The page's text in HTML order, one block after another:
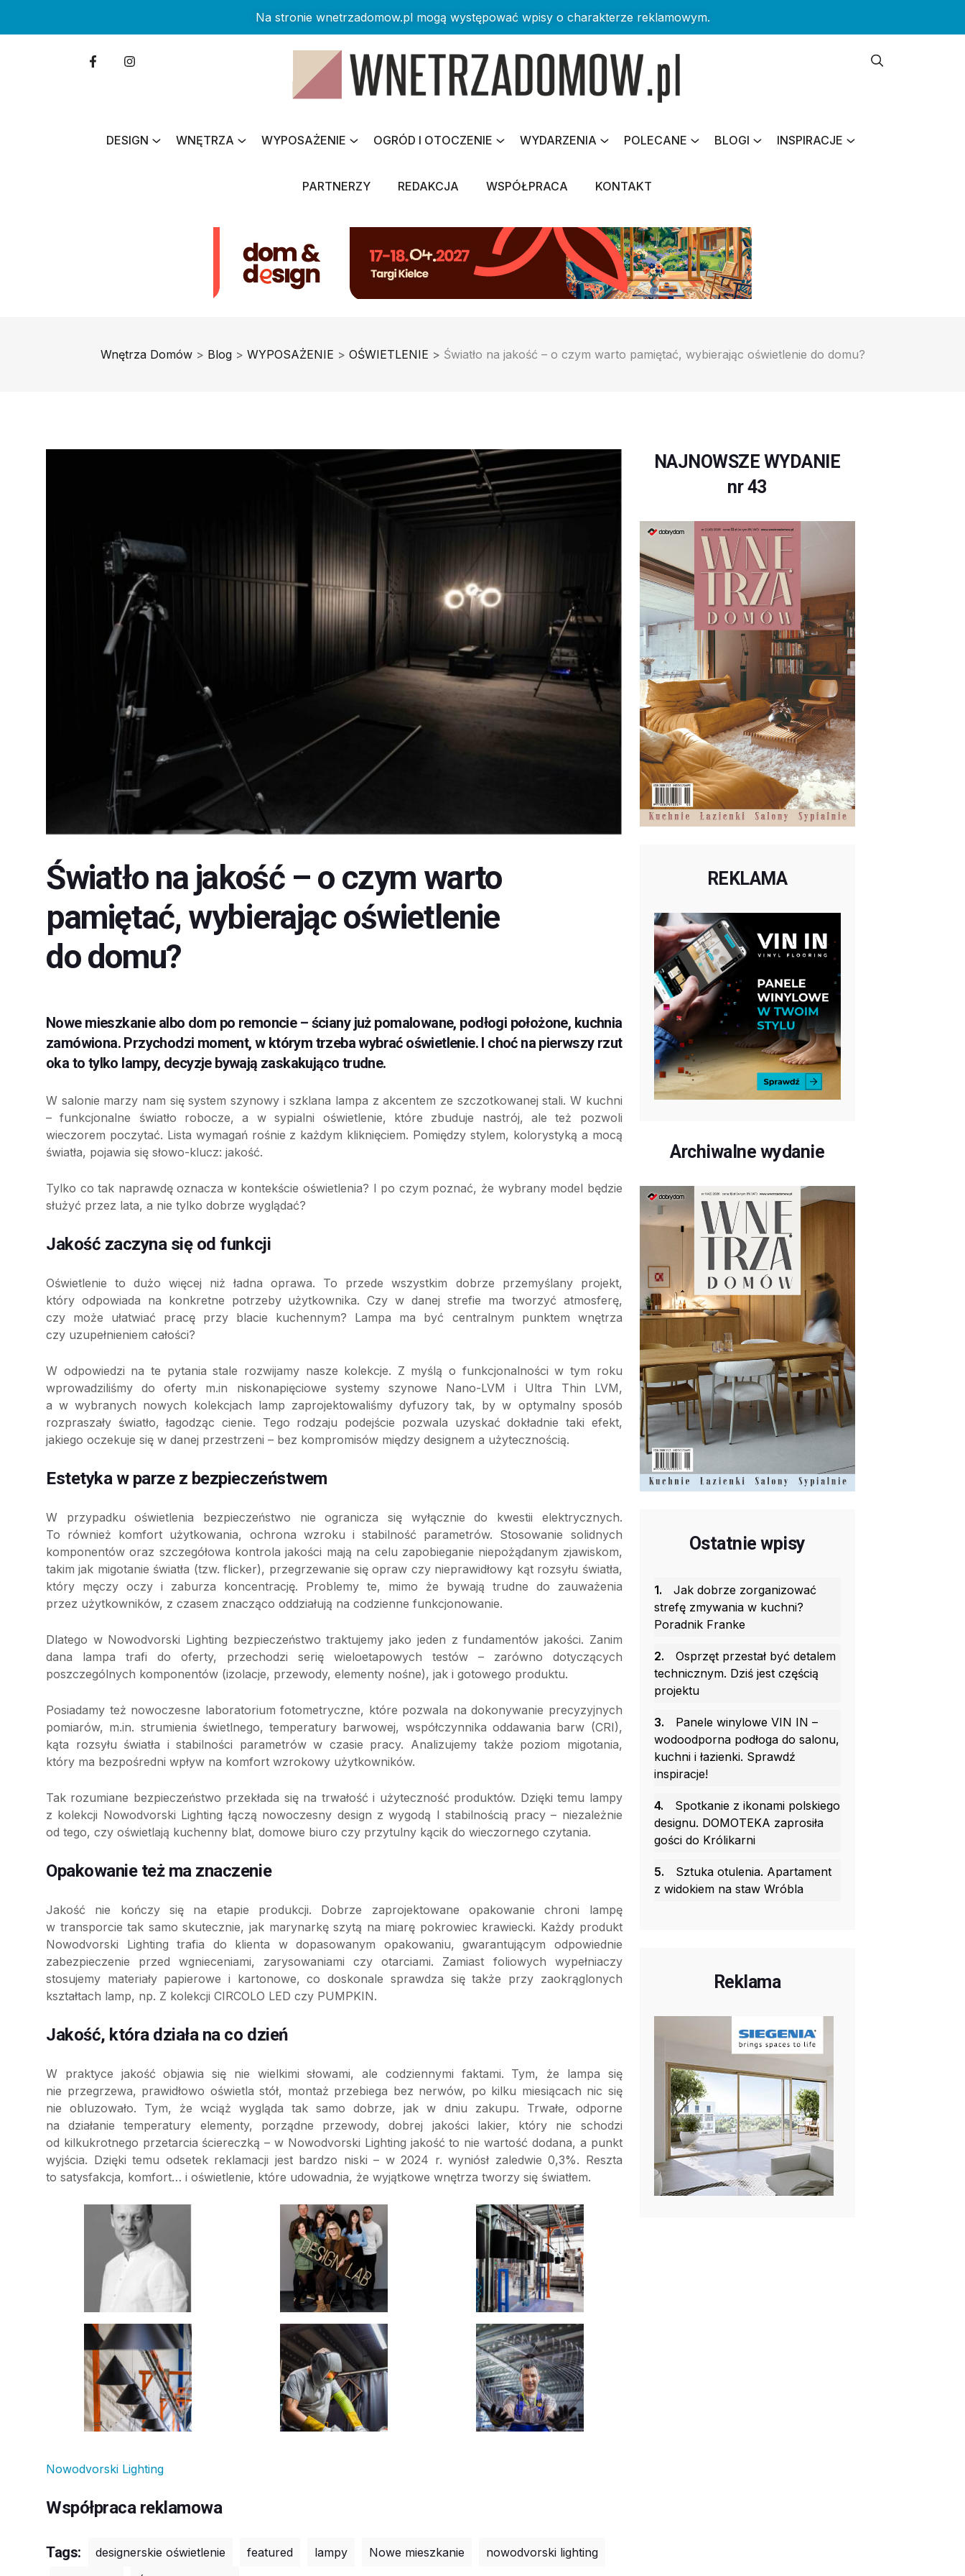
Na stronie wnetrzadomow.pl mogą występować wpisy o charakterze reklamowym.
DESIGN WNĘTRZA WYPOSAŻENIE OGRÓD I OTOCZENIE WYDARZENIA POLECANE BLOGI INSPIRACJE
PARTNERZY REDAKCJA WSPÓŁPRACA KONTAKT
Wnętrza Domów > Blog > WYPOSAŻENIE > OŚWIETLENIE > Światło na jakość – o czym warto pamiętać, wybierając oświetlenie do domu?
Światło na jakość – o czym warto
pamiętać, wybierając oświetlenie
do domu?
Nowe mieszkanie albo dom po remoncie – ściany już pomalowane, podłogi położone, kuchnia
zamówiona. Przychodzi moment, w którym trzeba wybrać oświetlenie. I choć na pierwszy rzut
oka to tylko lampy, decyzje bywają zaskakująco trudne.
W salonie marzy nam się system szynowy i szklana lampa z akcentem ze szczotkowanej stali. W kuchni
– funkcjonalne światło robocze, a w sypialni oświetlenie, które zbuduje nastrój, ale też pozwoli
wieczorem poczytać. Lista wymagań rośnie z każdym kliknięciem. Pomiędzy stylem, kolorystyką a mocą
światła, pojawia się słowo-klucz: jakość.
Tylko co tak naprawdę oznacza w kontekście oświetlenia? I po czym poznać, że wybrany model będzie
służyć przez lata, a nie tylko dobrze wyglądać?
Jakość zaczyna się od funkcji
Oświetlenie to dużo więcej niż ładna oprawa. To przede wszystkim dobrze przemyślany projekt,
który odpowiada na konkretne potrzeby użytkownika. Czy w danej strefie ma tworzyć atmosferę,
czy może ułatwiać pracę przy blacie kuchennym? Lampa ma być centralnym punktem wnętrza
czy uzupełnieniem całości?
W odpowiedzi na te pytania stale rozwijamy nasze kolekcje. Z myślą o funkcjonalności w tym roku
wprowadziliśmy do oferty m.in niskonapięciowe systemy szynowe Nano-LVM i Ultra Thin LVM,
a w wybranych nowych kolekcjach lamp zaprojektowaliśmy dyfuzory tak, by w optymalny sposób
rozpraszały światło, łagodząc cienie. Tego rodzaju podejście pozwala uzyskać dokładnie taki efekt,
jakiego oczekuje się w danej przestrzeni – bez kompromisów między designem a użytecznością.
Estetyka w parze z bezpieczeństwem
W przypadku oświetlenia bezpieczeństwo nie ogranicza się wyłącznie do kwestii elektrycznych.
To również komfort użytkowania, ochrona wzroku i stabilność parametrów. Stosowanie solidnych
komponentów oraz szczegółowa kontrola jakości mają na celu zapobieganie niepożądanym zjawiskom,
takim jak migotanie światła (tzw. flicker), przegrzewanie się opraw czy nieprawidłowy kąt rozsyłu światła,
który męczy oczy i zaburza koncentrację. Problemy te, mimo że bywają trudne do zauważenia
przez użytkowników, z czasem znacząco oddziałują na codzienne funkcjonowanie.
Dlatego w Nowodvorski Lighting bezpieczeństwo traktujemy jako jeden z fundamentów jakości. Zanim
dana lampa trafi do oferty, przechodzi serię wieloetapowych testów – zarówno dotyczących
poszczególnych komponentów (izolacje, przewody, elementy nośne), jak i gotowego produktu.
Posiadamy też nowoczesne laboratorium fotometryczne, które pozwala na dokonywanie precyzyjnych
pomiarów, m.in. strumienia świetlnego, temperatury barwowej, współczynnika oddawania barw (CRI),
kąta rozsyłu światła i stabilności parametrów w czasie pracy. Analizujemy także poziom migotania,
który ma bezpośredni wpływ na komfort wzrokowy użytkowników.
Tak rozumiane bezpieczeństwo przekłada się na trwałość i użyteczność produktów. Dzięki temu lampy
z kolekcji Nowodvorski Lighting łączą nowoczesny design z wygodą I stabilnością pracy – niezależnie
od tego, czy oświetlają kuchenny blat, domowe biuro czy przytulny kącik do wieczornego czytania.
Opakowanie też ma znaczenie
Jakość nie kończy się na etapie produkcji. Dobrze zaprojektowane opakowanie chroni lampę
w transporcie tak samo skutecznie, jak marynarkę szytą na miarę pokrowiec krawiecki. Każdy produkt
Nowodvorski Lighting trafia do klienta w dopasowanym opakowaniu, gwarantującym odpowiednie
zabezpieczenie przed wgnieceniami, zarysowaniami czy otarciami. Zamiast foliowych wypełniaczy
stosujemy materiały papierowe i kartonowe, co doskonale sprawdza się także przy zaokrąglonych
kształtach lamp, np. Z kolekcji CIRCOLO LED czy PUMPKIN.
Jakość, która działa na co dzień
W praktyce jakość objawia się nie wielkimi słowami, ale codziennymi faktami. Tym, że lampa się
nie przegrzewa, prawidłowo oświetla stół, montaż przebiega bez nerwów, po kilku miesiącach nic się
nie obluzowało. Tym, że wciąż wygląda tak samo dobrze, jak w dniu zakupu. Trwałe, odporne
na działanie temperatury elementy, porządne przewody, dobrej jakości lakier, który nie schodzi
od kilkukrotnego przetarcia ściereczką – w Nowodvorski Lighting jakość to nie wartość dodana, a punkt
wyjścia. Dzięki temu odsetek reklamacji jest bardzo niski – w 2024 r. wyniósł zaledwie 0,3%. Reszta
to satysfakcja, komfort… i oświetlenie, które udowadnia, że wyjątkowe wnętrza tworzy się światłem.
Nowodvorski Lighting
Współpraca reklamowa
Tags: designerskie oświetlenie featured lampy Nowe mieszkanie
nowodvorski lighting
NAJNOWSZE WYDANIE
nr 43
REKLAMA
Archiwalne wydanie
Ostatnie wpisy
1.
Jak dobrze zorganizować
strefę zmywania w kuchni?
Poradnik Franke
2.
Osprzęt przestał być detalem
technicznym. Dziś jest częścią
projektu
3.
Panele winylowe VIN IN –
wodoodporna podłoga do salonu,
kuchni i łazienki. Sprawdź
inspiracje!
4.
Spotkanie z ikonami polskiego
designu. DOMOTEKA zaprosiła
gości do Królikarni
5.
Sztuka otulenia. Apartament
z widokiem na staw Wróbla
Reklama